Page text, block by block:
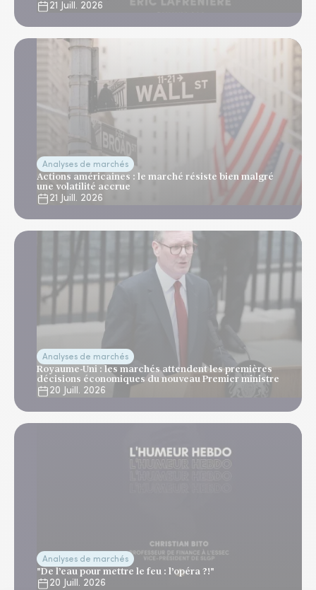
21 Juill. 2026
Analyses de marchés
Actions américaines : le marché résiste bien malgré
une volatilité accrue
21 Juill. 2026
Analyses de marchés
Royaume-Uni : les marchés attendent les premières
décisions économiques du nouveau Premier ministre
20 Juill. 2026
Analyses de marchés
"De l’eau pour mettre le feu : l’opéra ?!"
20 Juill. 2026